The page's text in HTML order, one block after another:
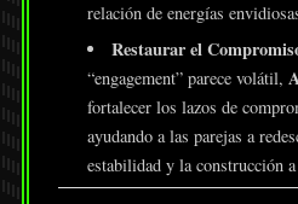
relación de energías
Restaurar el
“engagement” parece volátil,
fortalecer los lazos de
ayudando a las parejas a
estabilidad y la construcción